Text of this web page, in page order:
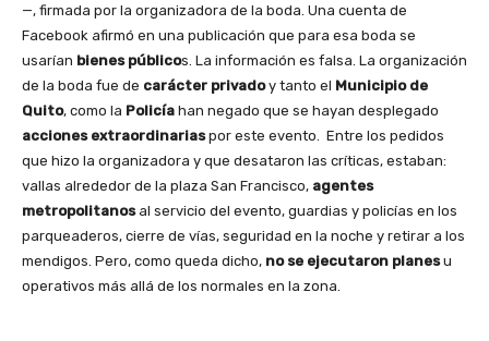
—, firmada por la organizadora de la boda. Una cuenta de
Facebook afirmó en una publicación que para esa boda se
usarían bienes públicos. La información es falsa. La organización
de la boda fue de carácter privadoy tanto el Municipio de
Quito, como la Policía han negado que se hayan desplegado
acciones extraordinariaspor este evento. Entre los pedidos
que hizo la organizadora y que desataron las críticas, estaban:
vallas alrededor de la plaza San Francisco, agentes
metropolitanosal servicio del evento, guardias y policías en los
parqueaderos, cierre de vías, seguridad en la noche y retirar a los
mendigos. Pero, como queda dicho, no se ejecutaron planesu
operativos más allá de los normales en la zona.